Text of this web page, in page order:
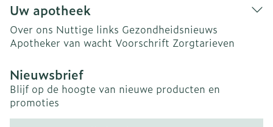
Uw apotheek
Over ons Nuttige links Gezondheidsnieuws
Apotheker van wacht Voorschrift Zorgtarieven
Nieuwsbrief
Blijf op de hoogte van nieuwe producten en
promoties